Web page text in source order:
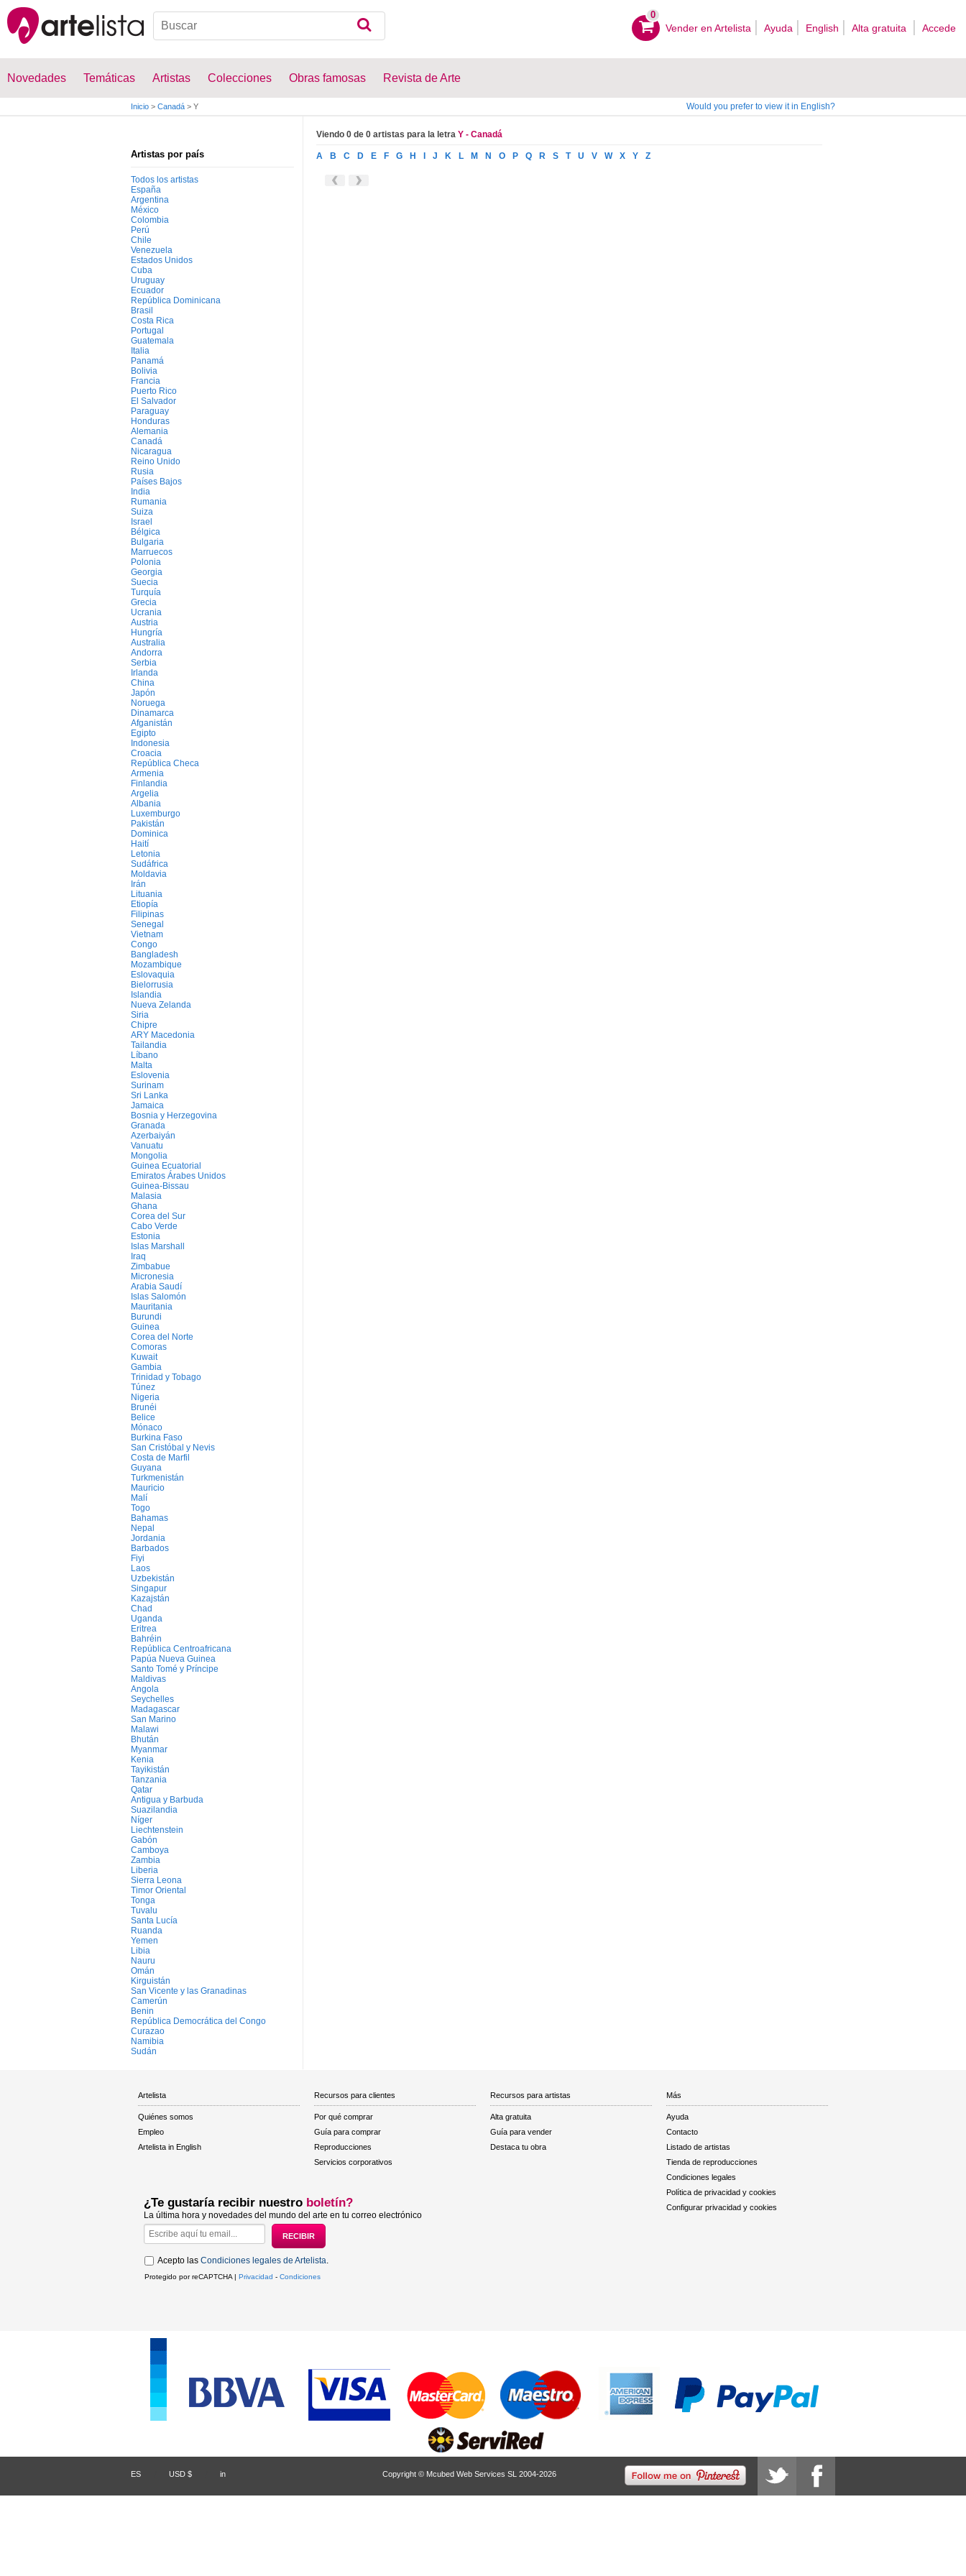
0
Vender en Artelista Ayuda English Alta gratuita Accede
Novedades Temáticas Artistas Colecciones Obras famosas Revista de Arte
Inicio > Canadá > Y Would you prefer to view it in English?
Artistas por país
Todos los artistas
España
Argentina
México
Colombia
Perú
Chile
Venezuela
Estados Unidos
Cuba
Uruguay
Ecuador
República Dominicana
Brasil
Costa Rica
Portugal
Guatemala
Italia
Panamá
Bolivia
Francia
Puerto Rico
El Salvador
Paraguay
Honduras
Alemania
Canadá
Nicaragua
Reino Unido
Rusia
Países Bajos
India
Rumania
Suiza
Israel
Bélgica
Bulgaria
Marruecos
Polonia
Georgia
Suecia
Turquía
Grecia
Ucrania
Austria
Hungría
Australia
Andorra
Serbia
Irlanda
China
Japón
Noruega
Dinamarca
Afganistán
Egipto
Indonesia
Croacia
República Checa
Armenia
Finlandia
Argelia
Albania
Luxemburgo
Pakistán
Dominica
Haití
Letonia
Sudáfrica
Moldavia
Irán
Lituania
Etiopía
Filipinas
Senegal
Vietnam
Congo
Bangladesh
Mozambique
Eslovaquia
Bielorrusia
Islandia
Nueva Zelanda
Siria
Chipre
ARY Macedonia
Tailandia
Líbano
Malta
Eslovenia
Surinam
Sri Lanka
Jamaica
Bosnia y Herzegovina
Granada
Azerbaiyán
Vanuatu
Mongolia
Guinea Ecuatorial
Emiratos Árabes Unidos
Guinea-Bissau
Malasia
Ghana
Corea del Sur
Cabo Verde
Estonia
Islas Marshall
Iraq
Zimbabue
Micronesia
Arabia Saudí
Islas Salomón
Mauritania
Burundi
Guinea
Corea del Norte
Comoras
Kuwait
Gambia
Trinidad y Tobago
Túnez
Nigeria
Brunéi
Belice
Mónaco
Burkina Faso
San Cristóbal y Nevis
Costa de Marfil
Guyana
Turkmenistán
Mauricio
Malí
Togo
Bahamas
Nepal
Jordania
Barbados
Fiyi
Laos
Uzbekistán
Singapur
Kazajstán
Chad
Uganda
Eritrea
Bahréin
República Centroafricana
Papúa Nueva Guinea
Santo Tomé y Príncipe
Maldivas
Angola
Seychelles
Madagascar
San Marino
Malawi
Bhután
Myanmar
Kenia
Tayikistán
Tanzania
Qatar
Antigua y Barbuda
Suazilandia
Níger
Liechtenstein
Gabón
Camboya
Zambia
Liberia
Sierra Leona
Timor Oriental
Tonga
Tuvalu
Santa Lucía
Ruanda
Yemen
Libia
Nauru
Omán
Kirguistán
San Vicente y las Granadinas
Camerún
Benin
República Democrática del Congo
Curazao
Namibia
Sudán
Viendo 0 de 0 artistas para la letra Y - Canadá
A B C D E F G H J K L M N O P Q R S T U V W X Y Z
Artelista
Quiénes somos
Empleo
Artelista in English
Recursos para clientes
Por qué comprar
Guía para comprar
Reproducciones
Servicios corporativos
Recursos para artistas
Alta gratuita
Guía para vender
Destaca tu obra
Más
Ayuda
Contacto
Listado de artistas
Tienda de reproducciones
Condiciones legales
Política de privacidad y cookies
Configurar privacidad y cookies
¿Te gustaría recibir nuestro boletín?
La última hora y novedades del mundo del arte en tu correo electrónico
Acepto las Condiciones legales de Artelista.
Protegido por reCAPTCHA | Privacidad - Condiciones
ES USD $ in Copyright © Mcubed Web Services SL 2004-2026